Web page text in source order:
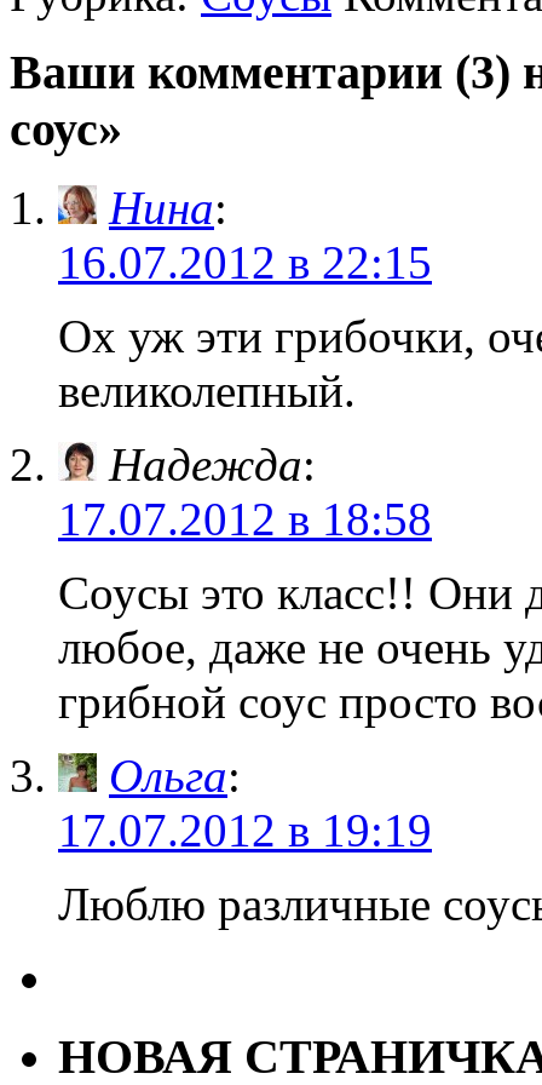
Ваши комментарии (3)
соус»
Нина:
16.07.2012 в 22:15
Ох уж эти грибочки,
великолепный.
Надежда:
17.07.2012 в 18:58
Соусы это класс!! Они
любое, даже не очень
грибной соус просто
Ольга:
17.07.2012 в 19:19
Люблю различные
НОВАЯ